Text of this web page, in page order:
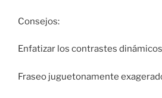
Consejos:
Enfatizar los contrastes
Fraseo juguetonamente